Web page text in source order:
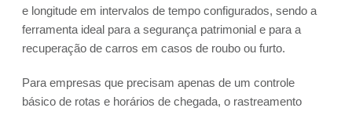
e longitude em intervalos de tempo configurados, sendo a
ferramenta ideal para a segurança patrimonial e para a
recuperação de carros em casos de roubo ou furto.
Para empresas que precisam apenas de um controle
básico de rotas e horários de chegada, o rastreamento